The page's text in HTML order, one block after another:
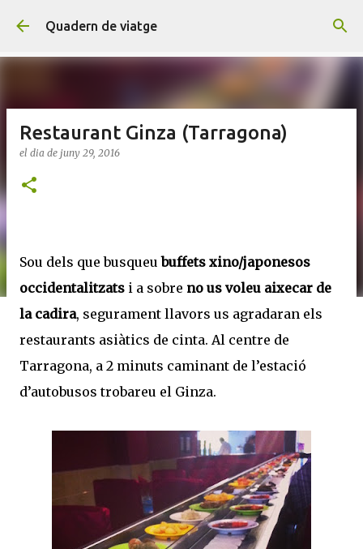
Salta al contingut principal
Quadern de viatge
Restaurant Ginza (Tarragona)
el dia de juny 29, 2016
Sou dels que busqueubuffets xino/japonesos
occidentalitzats i a sobre no us voleu aixecar de
la cadira, segurament llavors us agradaran els
restaurants asiàtics de cinta. Al centre de
Tarragona, a 2 minuts caminant de l’estació
d’autobusos trobareu el Ginza.